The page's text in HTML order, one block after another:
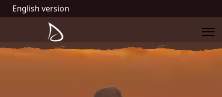
English version